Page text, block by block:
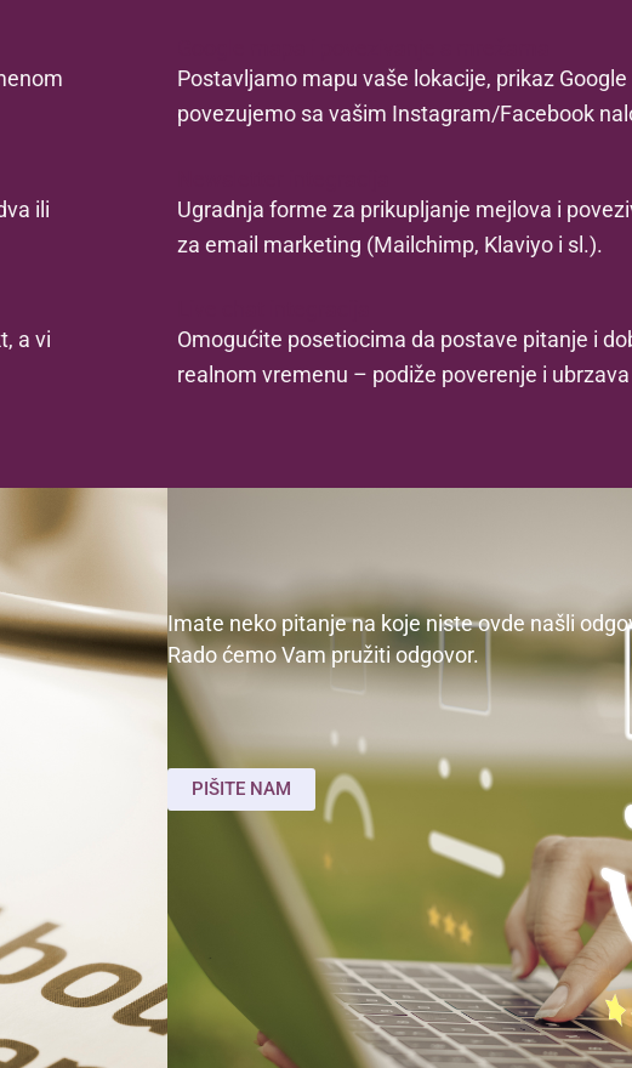
ili
a vi
Postavljamo mapu vaše lokacije, prikaz
povezujemo sa vašim Instagram/Facebook
Ugradnja forme za prikupljanje mejlova i
za email marketing (Mailchimp, Klaviyo i sl.).
Omogućite posetiocima da postave pitanje i
realnom vremenu – podiže poverenje i
Imate neko pitanje na koje niste ovde našli
Rado ćemo Vam pružiti odgovor.
PIŠITE NAM